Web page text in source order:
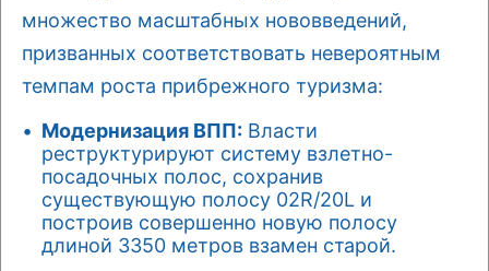
множество масштабных нововведений,
призванных соответствовать невероятным
темпам роста прибрежного туризма:
Модернизация ВПП: Власти
реструктурируют систему взлетно-
посадочных полос, сохранив
существующую полосу 02R/20L и
построив совершенно новую полосу
длиной 3350 метров взамен старой.